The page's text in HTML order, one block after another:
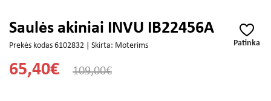
Patinka
Saulės akiniai INVU IB22456A
Prekės kodas 6102832 | Skirta: Moterims
65,40€ 109,00€